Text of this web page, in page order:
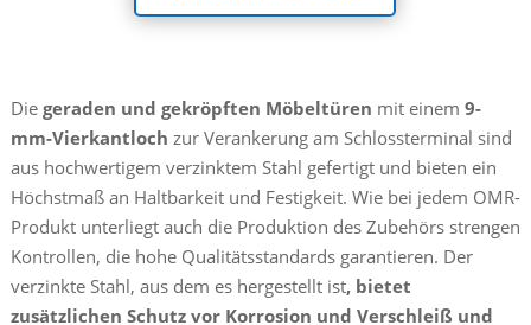
Die geraden und gekröpften Möbeltüren mit einem 9-
mm-Vierkantloch zur Verankerung am Schlossterminal sind
aus hochwertigem verzinktem Stahl gefertigt und bieten ein
Höchstmaß an Haltbarkeit und Festigkeit. Wie bei jedem OMR-
Produkt unterliegt auch die Produktion des Zubehörs strengen
Kontrollen, die hohe Qualitätsstandards garantieren. Der
verzinkte Stahl, aus dem es hergestellt ist, bietet
zusätzlichen Schutz vor Korrosion und Verschleiß und